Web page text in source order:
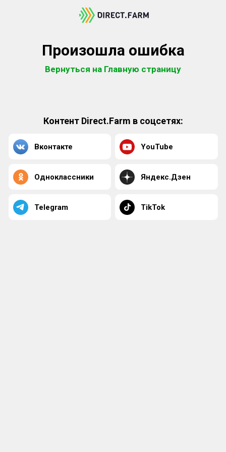
Произошла ошибка
Вернуться на Главную страницу
Контент Direct.Farm в соцсетях:
Вконтакте YouTube
Одноклассники Яндекс.Дзен
Telegram TikTok